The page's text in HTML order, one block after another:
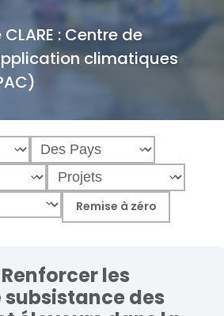
: Centre de
climatiques
Renforcer les
des